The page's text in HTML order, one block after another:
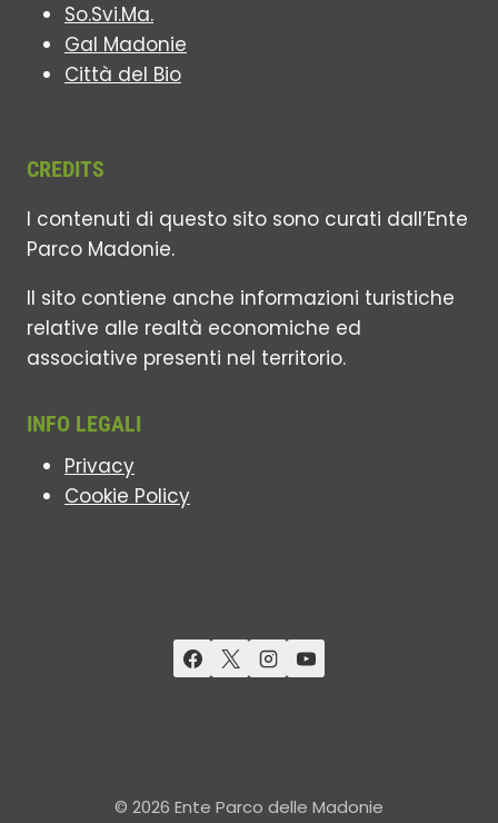
So.Svi.Ma.
Gal Madonie
Città del Bio
CREDITS
I contenuti di questo sito sono curati dall’Ente
Parco Madonie.
Il sito contiene anche informazioni turistiche
relative alle realtà economiche ed
associative presenti nel territorio.
INFO LEGALI
Privacy
Cookie Policy
© 2026 Ente Parco delle Madonie